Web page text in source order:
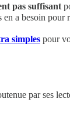
pas suffisant
a besoin pour
simples pour
par ses